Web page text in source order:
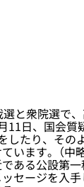
選と衆院選
11日、国会
したり、そ
ます。（中
ある公設第
セージを入